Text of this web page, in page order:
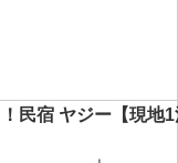
民宿 ヤジー【現地